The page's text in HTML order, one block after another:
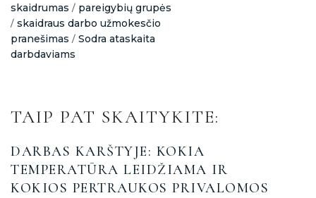
skaidrumas / pareigybių grupės
/ skaidraus darbo užmokesčio
pranešimas / Sodra ataskaita
darbdaviams
TAIP PAT SKAITYKITE:
DARBAS KARŠTYJE: KOKIA
TEMPERATŪRA LEIDŽIAMA IR
KOKIOS PERTRAUKOS PRIVALOMOS